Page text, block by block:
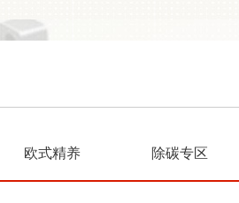
欧式精养 除碳专区